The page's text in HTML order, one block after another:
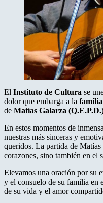
El Instituto de Cultura se
dolor que embarga a la
de Matías Galarza
En estos momentos de
nuestras más sinceras y
queridos. La partida de
corazones, sino también en el
Elevamos una oración por su
y el consuelo de su familia en
de su vida y el amor